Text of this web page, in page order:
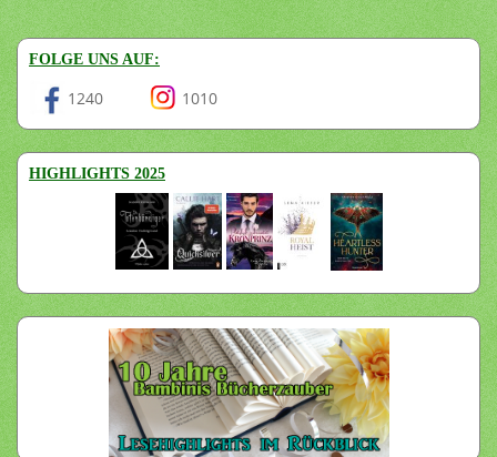
FOLGE UNS AUF:
1240 1010
HIGHLIGHTS 2025